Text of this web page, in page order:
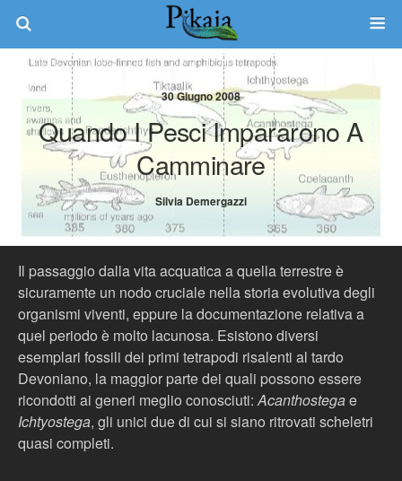
30 Giugno 2008
Quando I Pesci Impararono A
Camminare
Silvia Demergazzi
Il passaggio dalla vita acquatica a quella terrestre è
sicuramente un nodo cruciale nella storia evolutiva degli
organismi viventi, eppure la documentazione relativa a
quel periodo è molto lacunosa. Esistono diversi
esemplari fossili dei primi tetrapodi risalenti al tardo
Devoniano, la maggior parte dei quali possono essere
ricondotti ai generi meglio conosciuti:Acanthostegae
Ichtyostega, gli unici due di cui si siano ritrovati scheletri
quasi completi.